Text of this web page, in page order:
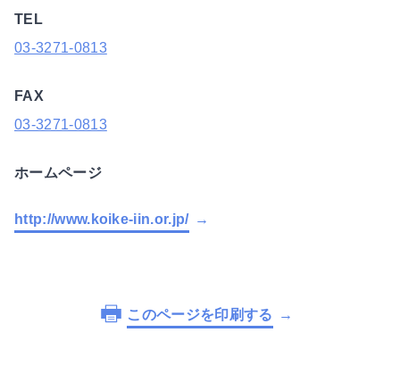
TEL
03-3271-0813
FAX
03-3271-0813
ホームページ
http://www.koike-iin.or.jp/
このページを印刷する